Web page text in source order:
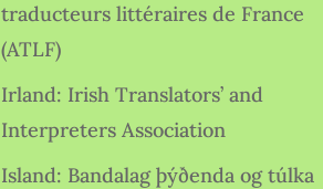
traducteurs littéraires de France
(ATLF)
Irland: Irish Translators’ and
Interpreters Association
Island: Bandalag þýðenda og túlka